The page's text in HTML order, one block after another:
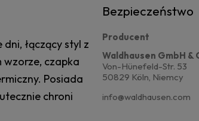
łączący styl z
wzorze, czapka
Posiada
chroni
Bezpieczeństwo
Producent
Waldhausen GmbH &
Von-Hünefeld-Str. 53
50829 Köln, Niemcy
info@waldhausen.com